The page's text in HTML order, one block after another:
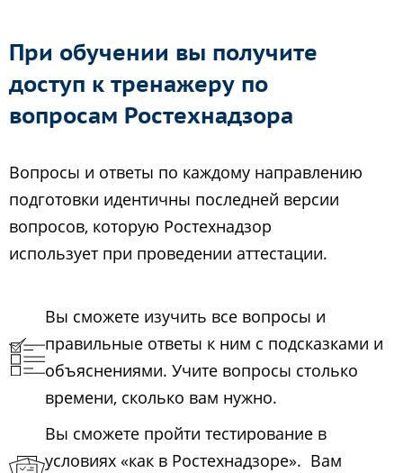
При обучении вы получите
доступ к тренажеру по
вопросам Ростехнадзора
Вопросы и ответы по каждому направлению
подготовки идентичны последней версии
вопросов, которую Ростехнадзор
использует при проведении аттестации.
Вы сможете изучить все вопросы и
правильные ответы к ним с подсказками и
объяснениями. Учите вопросы столько
времени, сколько вам нужно.
Вы сможете пройти тестирование в
условиях «как в Ростехнадзоре». Вам